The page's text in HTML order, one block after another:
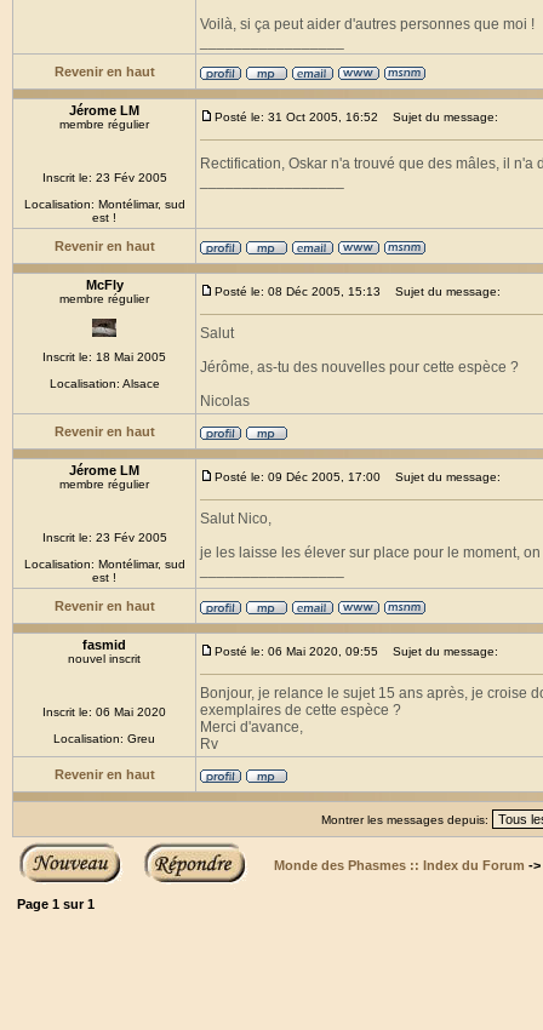
Voilà, si ça peut aider d'autres personnes que moi !
Revenir en haut
Jérome LM
membre régulier
Inscrit le: 23 Fév 2005
Localisation: Montélimar, sud
est !
Posté le: 31 Oct 2005, 16:52 Sujet du message:
Rectification, Oskar n'a trouvé que des mâles, il n'a
Revenir en haut
McFly
membre régulier
Inscrit le: 18 Mai 2005
Localisation: Alsace
Posté le: 08 Déc 2005, 15:13 Sujet du message:
Salut
Jérôme, as-tu des nouvelles pour cette espèce ?
Nicolas
Revenir en haut
Jérome LM
membre régulier
Inscrit le: 23 Fév 2005
Localisation: Montélimar, sud
est !
Posté le: 09 Déc 2005, 17:00 Sujet du message:
Salut Nico,
je les laisse les élever sur place pour le moment,
Revenir en haut
fasmid
nouvel inscrit
Inscrit le: 06 Mai 2020
Localisation: Greu
Posté le: 06 Mai 2020, 09:55 Sujet du message:
Bonjour, je relance le sujet 15 ans après, je croise
exemplaires de cette espèce ?
Merci d'avance,
Rv
Revenir en haut
Montrer les messages depuis:
Monde des Phasmes :: Index du Forum ->
Page 1 sur1